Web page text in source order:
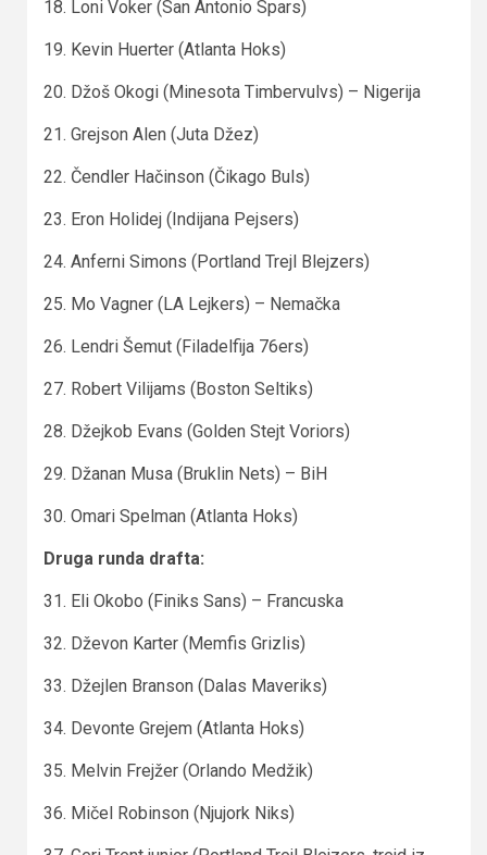
18. Loni Voker (San Antonio Spars)
19. Kevin Huerter (Atlanta Hoks)
20. Džoš Okogi (Minesota Timbervulvs) – Nigerija
21. Grejson Alen (Juta Džez)
22. Čendler Hačinson (Čikago Buls)
23. Eron Holidej (Indijana Pejsers)
24. Anferni Simons (Portland Trejl Blejzers)
25. Mo Vagner (LA Lejkers) – Nemačka
26. Lendri Šemut (Filadelfija 76ers)
27. Robert Vilijams (Boston Seltiks)
28. Džejkob Evans (Golden Stejt Voriors)
29. Džanan Musa (Bruklin Nets) – BiH
30. Omari Spelman (Atlanta Hoks)
Druga runda drafta:
31. Eli Okobo (Finiks Sans) – Francuska
32. Dževon Karter (Memfis Grizlis)
33. Džejlen Branson (Dalas Maveriks)
34. Devonte Grejem (Atlanta Hoks)
35. Melvin Frejžer (Orlando Medžik)
36. Mičel Robinson (Njujork Niks)